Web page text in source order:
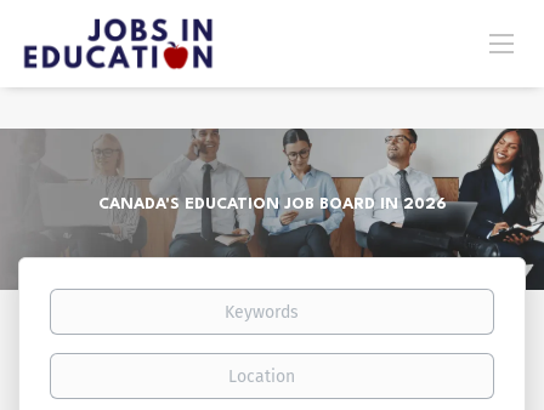
CANADA'S EDUCATION JOB BOARD IN 2026
Keywords
Location